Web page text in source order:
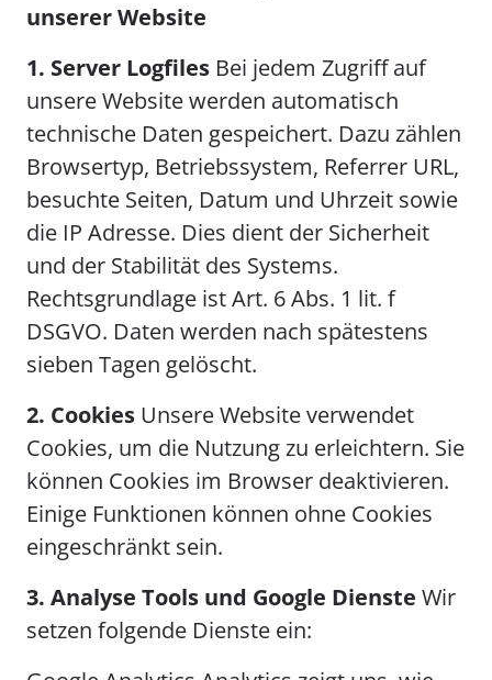
unserer Website
1. Server Logfiles Bei jedem Zugriff auf
unsere Website werden automatisch
technische Daten gespeichert. Dazu zählen
Browsertyp, Betriebssystem, Referrer URL,
besuchte Seiten, Datum und Uhrzeit sowie
die IP Adresse. Dies dient der Sicherheit
und der Stabilität des Systems.
Rechtsgrundlage ist Art. 6 Abs. 1 lit. f
DSGVO. Daten werden nach spätestens
sieben Tagen gelöscht.
2. Cookies Unsere Website verwendet
Cookies, um die Nutzung zu erleichtern. Sie
können Cookies im Browser deaktivieren.
Einige Funktionen können ohne Cookies
eingeschränkt sein.
3. Analyse Tools und Google Dienste Wir
setzen folgende Dienste ein: